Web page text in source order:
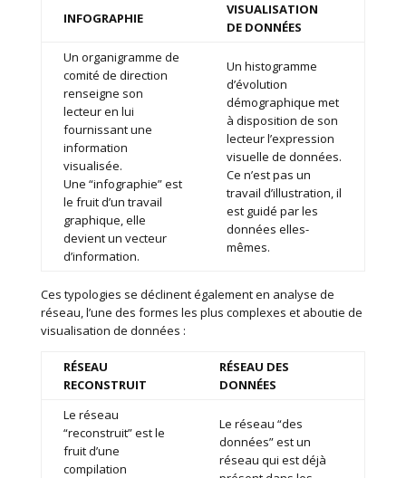
INFOGRAPHIE
VISUALISATION
DE DONNÉES
Un organigramme de
comité de direction
renseigne son
lecteur en lui
fournissant une
information
visualisée.
Une “infographie” est
le fruit d’un travail
graphique, elle
devient un vecteur
d’information.
Un histogramme
d’évolution
démographique met
à disposition de son
lecteur l’expression
visuelle de données.
Ce n’est pas un
travail d’illustration, il
est guidé par les
données elles-
mêmes.
Ces typologies se déclinent également en analyse de
réseau, l’une des formes les plus complexes et aboutie de
visualisation de données :
RÉSEAU
RECONSTRUIT
RÉSEAU DES
DONNÉES
Le réseau
“reconstruit” est le
fruit d’une
compilation
Le réseau “des
données” est un
réseau qui est déjà